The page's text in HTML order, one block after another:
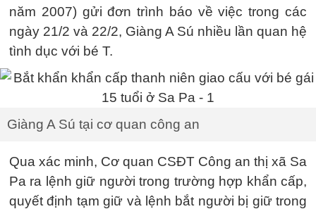
năm 2007) gửi đơn trình báo về việc trong các
ngày 21/2 và 22/2, Giàng A Sú nhiều lần quan hệ
tình dục với bé T.
Giàng A Sú tại cơ quan công an
Qua xác minh, Cơ quan CSĐT Công an thị xã Sa
Pa ra lệnh giữ người trong trường hợp khẩn cấp,
quyết định tạm giữ và lệnh bắt người bị giữ trong